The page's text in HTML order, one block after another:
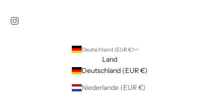
Deutschland (EUR €)
Land
Deutschland (EUR €)
Niederlande (EUR €)